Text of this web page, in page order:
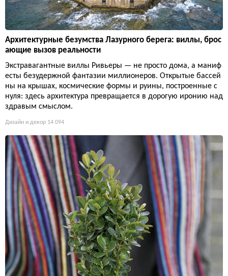
Архитектурные безумства Лазурного берега: виллы, брос
ающие вызов реальности
Экстравагантные виллы Ривьеры — не просто дома, а маниф
есты безудержной фантазии миллионеров. Открытые бассей
ны на крышах, космические формы и руины, построенные с
нуля: здесь архитектура превращается в дорогую иронию над
здравым смыслом.
Дизайн и декор 14 094